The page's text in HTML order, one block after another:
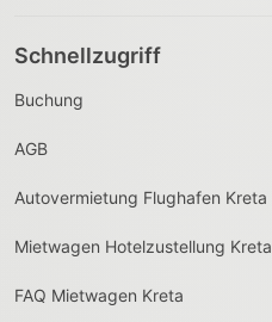
Schnellzugriff
Buchung
AGB
Autovermietung Flughafen Kreta
Mietwagen Hotelzustellung Kreta
FAQ Mietwagen Kreta